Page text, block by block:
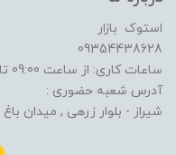
استوک بازار
09354438628
ساعات کاری: از ساعت 09:00 تا ساعت 21:00
آدرس شعبه حضوری :
شیراز - بلوار زرهی , میدان باغ